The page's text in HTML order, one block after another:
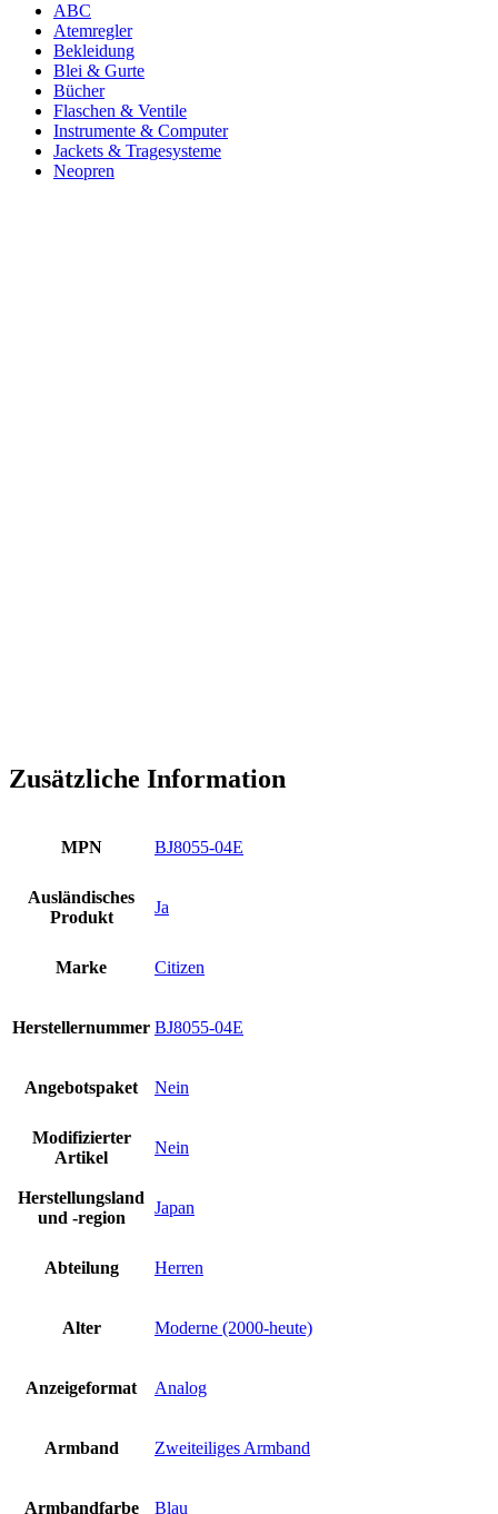
ABC
Atemregler
Bekleidung
Blei & Gurte
Bücher
Flaschen & Ventile
Instrumente & Computer
Jackets & Tragesysteme
Neopren
Zusätzliche Information
MPN BJ8055-04E
Ausländisches
Produkt
Ja
Marke Citizen
Herstellernummer BJ8055-04E
Angebotspaket Nein
Modifizierter
Artikel
Nein
Herstellungsland
und -region
Japan
Abteilung Herren
Alter Moderne (2000-heute)
Anzeigeformat Analog
Armband Zweiteiliges Armband
Armbandfarbe Blau